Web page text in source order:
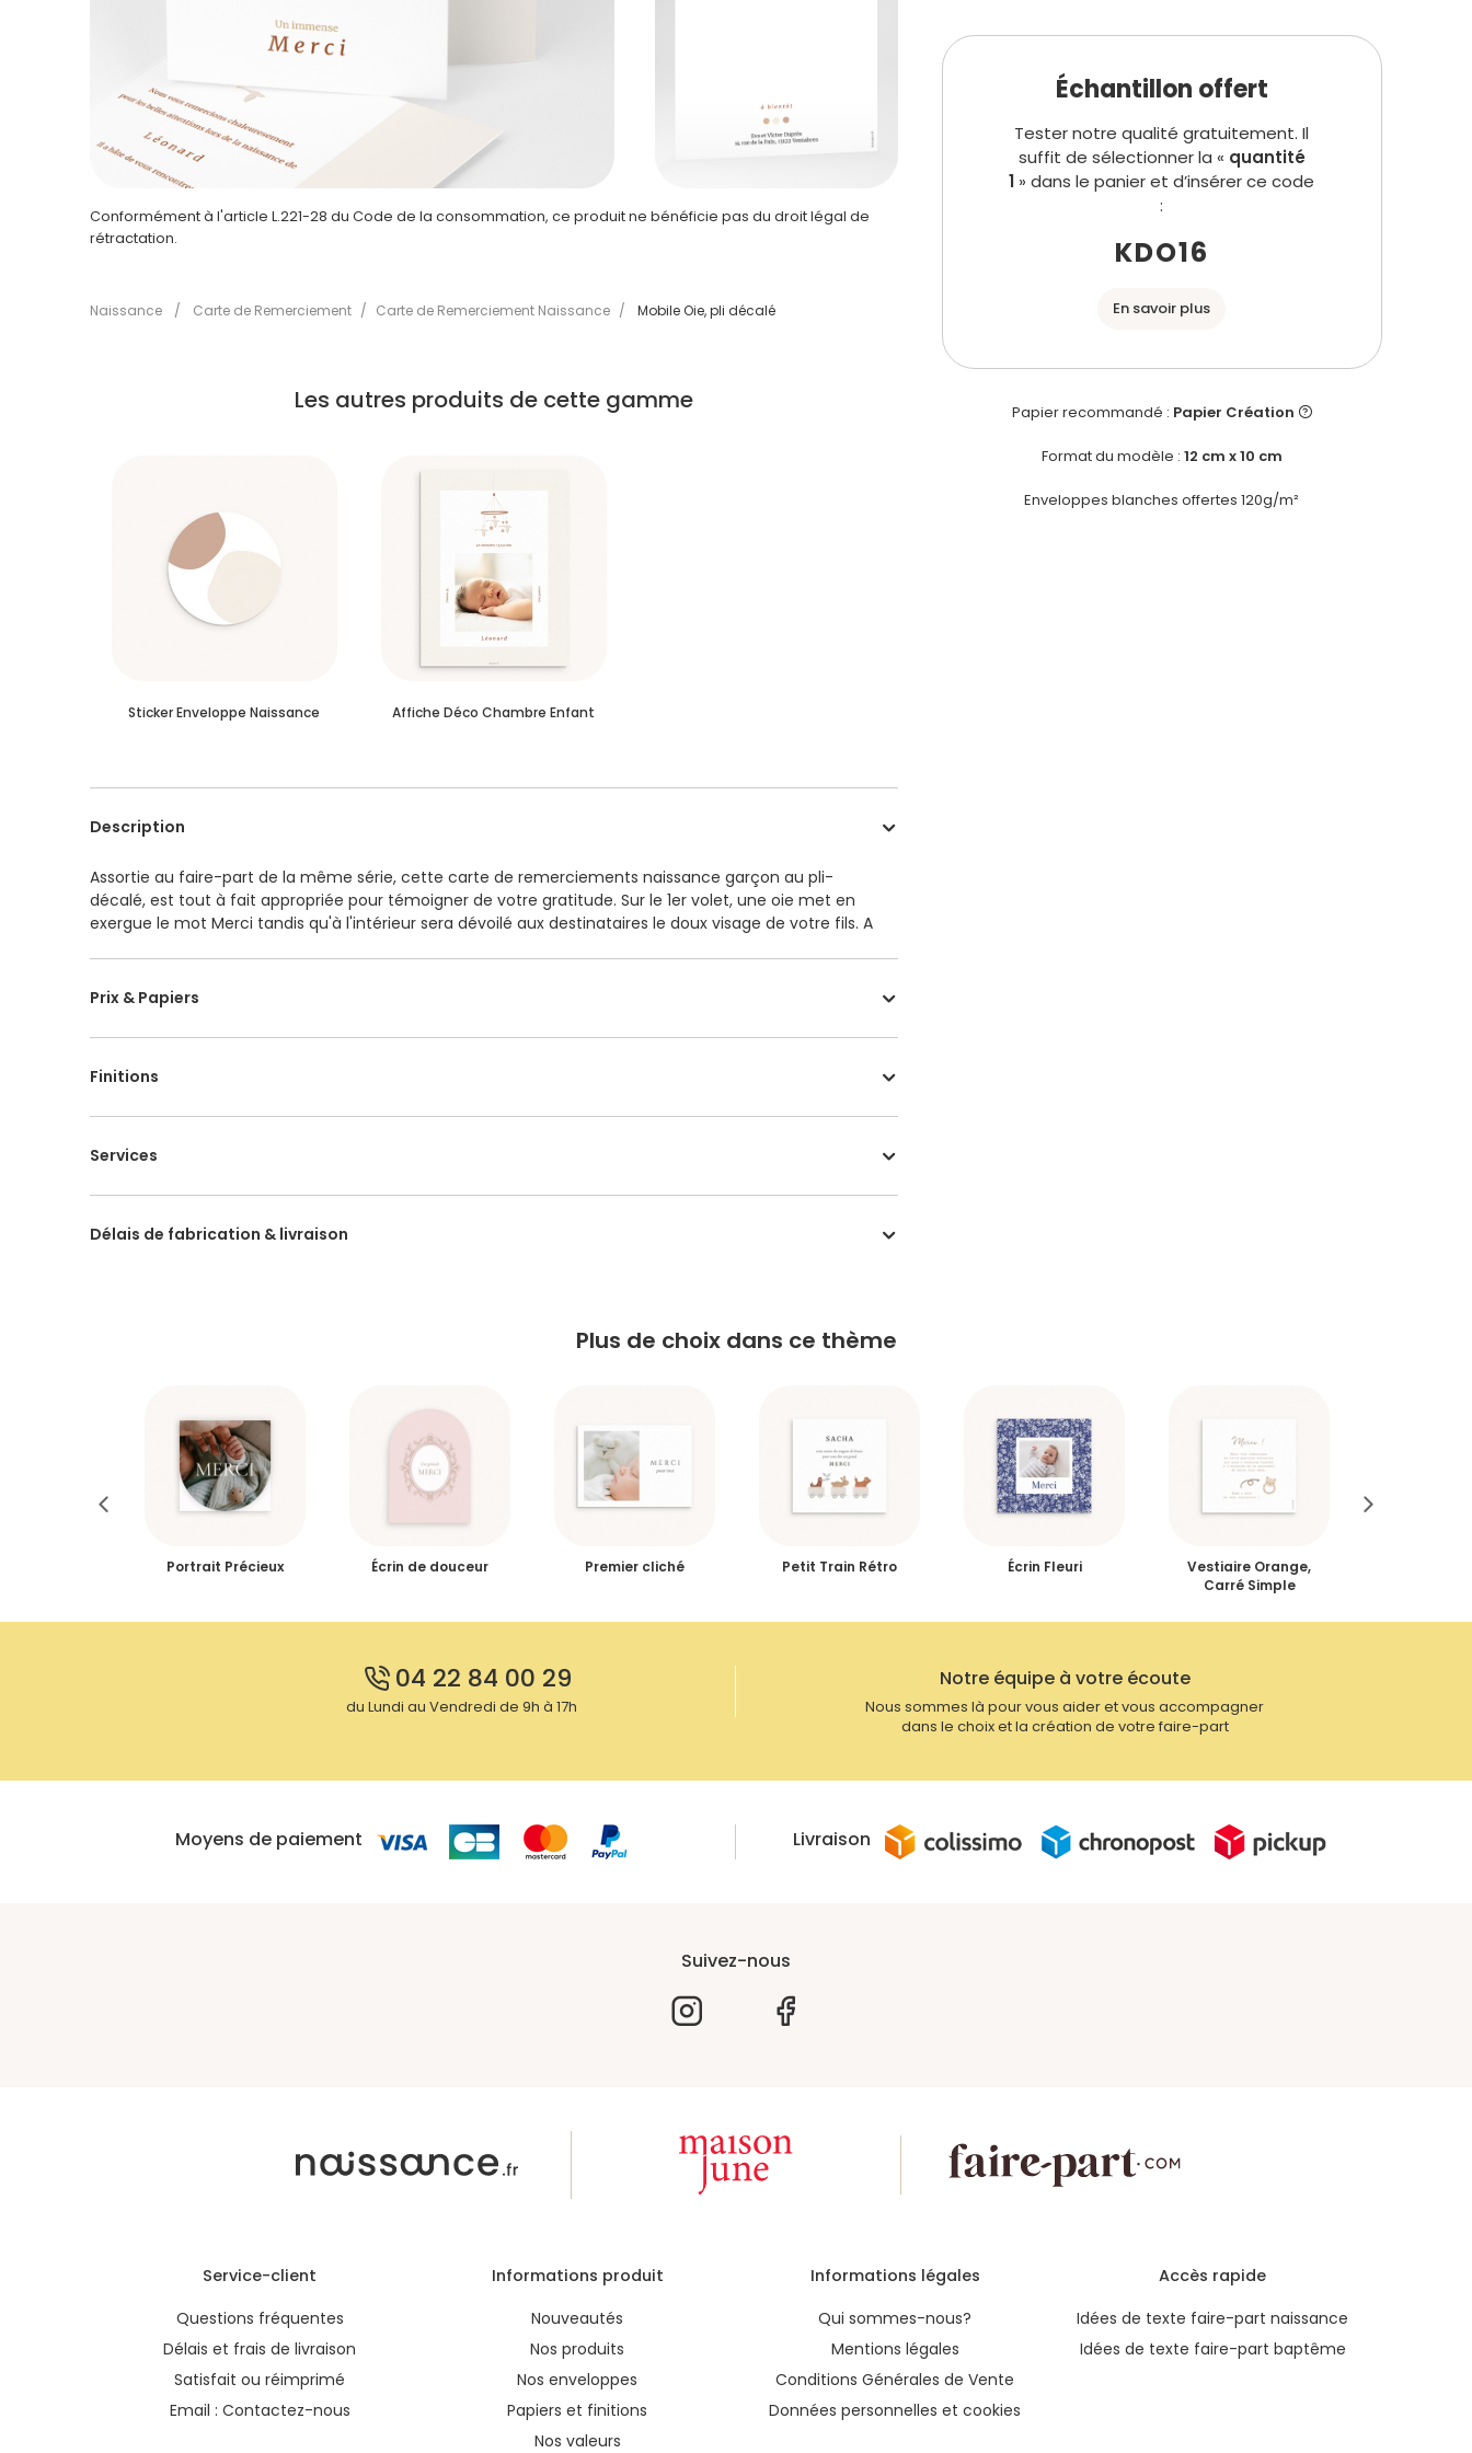
Papier recommandé : Papier Création
Format du modèle : 12 cm x 10 cm
Enveloppes blanches offertes 120g/m²
Échantillon offert
Tester notre qualité gratuitement. Il
suffit de sélectionner la « quantité
1 » dans le panier et d’insérer ce code
:
KDO16
En savoir plus
Naissance / Carte de Remerciement / Carte de Remerciement Naissance / Mobile Oie, pli décalé
Description
Assortie au faire-part de la même série, cette carte de remerciements naissance garçon au pli-
décalé, est tout à fait appropriée pour témoigner de votre gratitude. Sur le 1er volet, une oie met en
exergue le mot Merci tandis qu'à l'intérieur sera dévoilé aux destinataires le doux visage de votre fils. A
fermé : 12 cm x 10 cm. Enveloppes blanches offertes.
Prix & Papiers
Finitions
Services
Délais de fabrication & livraison
Conformément à l'article L.221-28 du Code de la consommation, ce produit ne bénéficie pas du droit légal de
rétractation.
Les autres produits de cette gamme
Sticker Enveloppe Naissance Affiche Déco Chambre Enfant
Plus de choix dans ce thème
Portrait Précieux Écrin de douceur Premier cliché Petit Train Rétro Écrin Fleuri
Vestiaire Orange,
Carré Simple
04 22 84 00 29
du Lundi au Vendredi de 9h à 17h
Notre équipe à votre écoute
Nous sommes là pour vous aider et vous accompagner
dans le choix et la création de votre faire-part
Moyens de paiement Livraison
Suivez-nous
Service-client
Questions fréquentes
Délais et frais de livraison
Satisfait ou réimprimé
Email : Contactez-nous
Informations produit
Nouveautés
Nos produits
Nos enveloppes
Papiers et finitions
Nos valeurs
Informations légales
Qui sommes-nous?
Mentions légales
Conditions Générales de Vente
Données personnelles et cookies
Accès rapide
Idées de texte faire-part naissance
Idées de texte faire-part baptême